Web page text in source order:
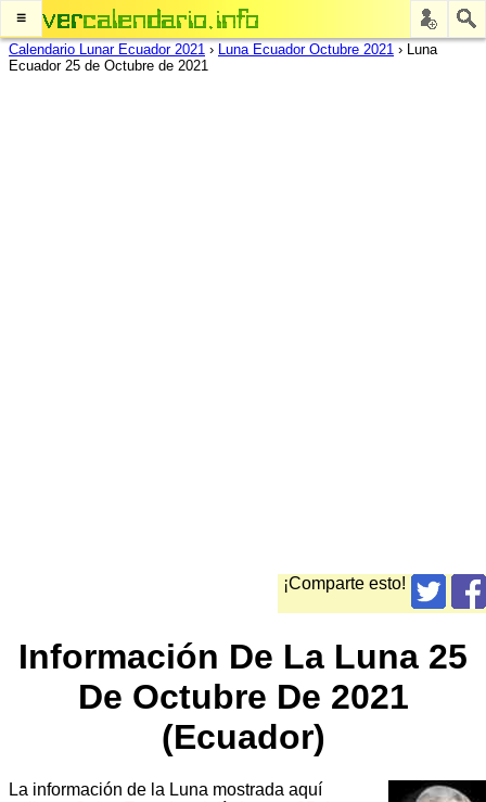
≡
Calendario Lunar Ecuador 2021 › Luna Ecuador Octubre 2021 › Luna
Ecuador 25 de Octubre de 2021
¡Comparte esto!
Información De La Luna 25
De Octubre De 2021
(Ecuador)
La información de la Luna mostrada aquí